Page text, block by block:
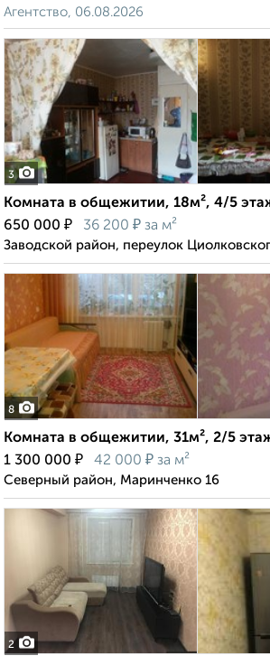
Агентство, 06.08.2026
3
Комната в общежитии, 18м², 4/5
650 000 ₽ 36 200 ₽ за м²
Заводской район, переулок
8
Комната в общежитии, 31м², 2/5
1 300 000 ₽ 42 000 ₽ за м²
Северный район, Маринченко 16
2